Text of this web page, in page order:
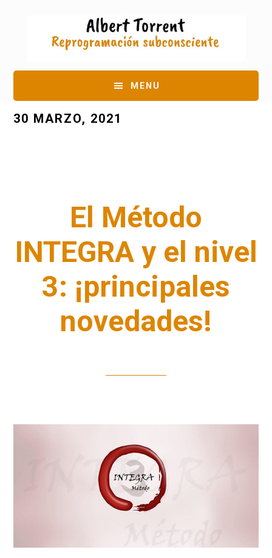
principal
barra
lateral
principal
MENU
30 MARZO, 2021
El Método
INTEGRA y el nivel
3: ¡principales
novedades!